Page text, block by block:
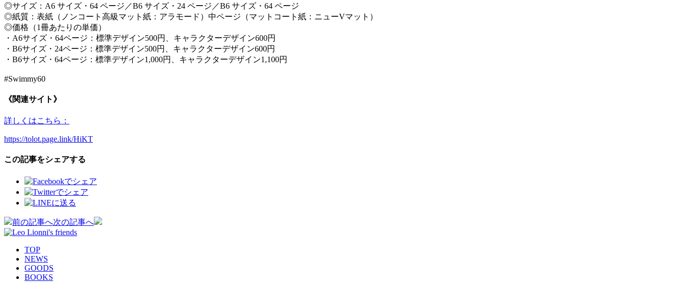
◎サイズ：A6 サイズ・64 ページ／B6 サイズ・24 ページ／B6 サイズ・64 ページ
◎紙質：表紙（ノンコート高級マット紙：アラモード）中ページ（マットコート紙：ニューVマット）
◎価格（1冊あたりの単価）
・A6サイズ・64ページ：標準デザイン500円、キャラクターデザイン600円
・B6サイズ・24ページ：標準デザイン500円、キャラクターデザイン600円
・B6サイズ・64ページ：標準デザイン1,000円、キャラクターデザイン1,100円
#Swimmy60
《関連サイト》
詳しくはこちら：
https://tolot.page.link/HiKT
この記事をシェアする
投
稿
前の記事へ次の記事へ
TOP
NEWS
GOODS
BOOKS